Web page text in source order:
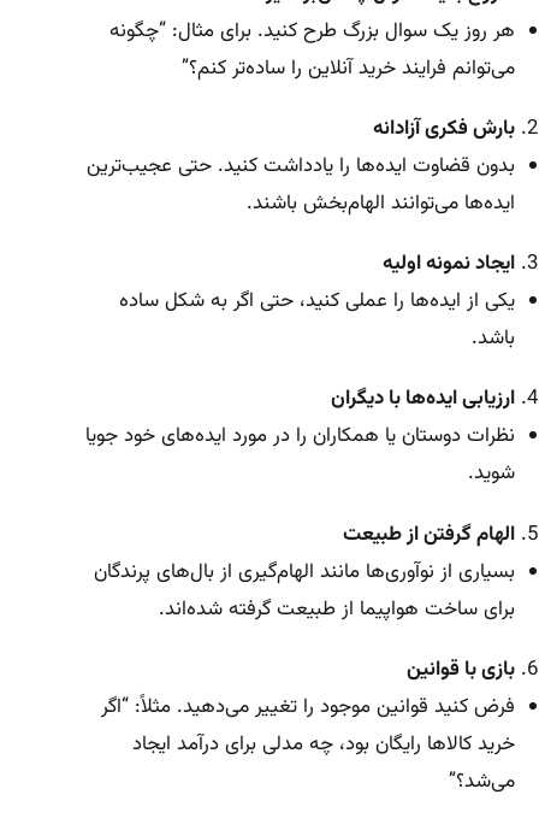
هر روز یک سوال بزرگ طرح کنید. برای مثال: “چگونه
می‌توانم فرایند خرید آنلاین را ساده‌تر کنم؟”
بارش فکری آزادانه
بدون قضاوت ایده‌ها را یادداشت کنید. حتی عجیب‌ترین
ایده‌ها می‌توانند الهام‌بخش باشند.
ایجاد نمونه اولیه
یکی از ایده‌ها را عملی کنید، حتی اگر به شکل ساده
باشد.
ارزیابی ایده‌ها با دیگران
نظرات دوستان یا همکاران را در مورد ایده‌های خود جویا
شوید.
الهام گرفتن از طبیعت
بسیاری از نوآوری‌ها مانند الهام‌گیری از بال‌های پرندگان
برای ساخت هواپیما از طبیعت گرفته شده‌اند.
بازی با قوانین
فرض کنید قوانین موجود را تغییر می‌دهید. مثلاً: “اگر
خرید کالاها رایگان بود، چه مدلی برای درآمد ایجاد
می‌شد؟”